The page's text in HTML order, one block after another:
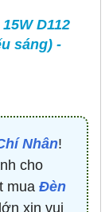
D112
sáng) -
Nhân!
cho
mua Đèn
xin vui